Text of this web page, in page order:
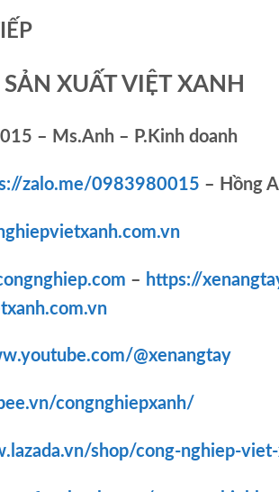
XUẤT VIỆT XANH
– Ms.Anh – P.Kinh doanh
zalo.me/0983980015 – Hồng
– https://
@xenangtay
congnghiepxanh/
shop/cong-nghiep-